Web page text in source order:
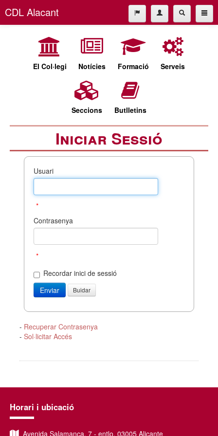
CDL Alacant
cdl@cdlalicante.org
El Col·legi Notícies Formació Serveis
Seccions Butlletins
Iniciar Sessió
Usuari
*
Contrasenya
*
Recordar inici de sessió
- Recuperar Contrasenya
- Sol·licitar Accés
Horari i ubicació
Avenida Salamanca, 7 - entlo, 03005 Alicante